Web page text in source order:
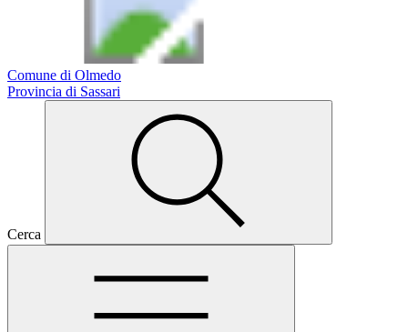
Comune di Olmedo
Provincia di Sassari
Cerca